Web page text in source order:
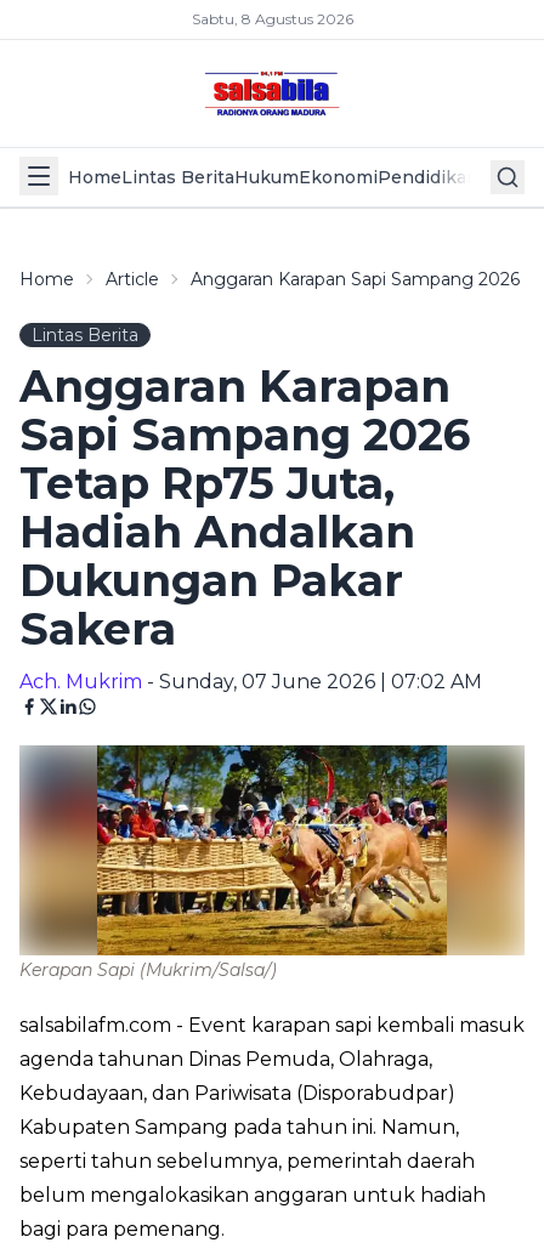
Sabtu, 8 Agustus 2026
HomeLintas BeritaHukumEkonomiPendidikan Politik
Home Article Anggaran Karapan Sapi Sampang 2026
Lintas Berita
Anggaran Karapan
Sapi Sampang 2026
Tetap Rp75 Juta,
Hadiah Andalkan
Dukungan Pakar
Sakera
Ach. Mukrim - Sunday, 07 June 2026 | 07:02 AM
Kerapan Sapi (Mukrim/Salsa/)
salsabilafm.com - Event karapan sapi kembali masuk
agenda tahunan Dinas Pemuda, Olahraga,
Kebudayaan, dan Pariwisata (Disporabudpar)
Kabupaten Sampang pada tahun ini. Namun,
seperti tahun sebelumnya, pemerintah daerah
belum mengalokasikan anggaran untuk hadiah
bagi para pemenang.